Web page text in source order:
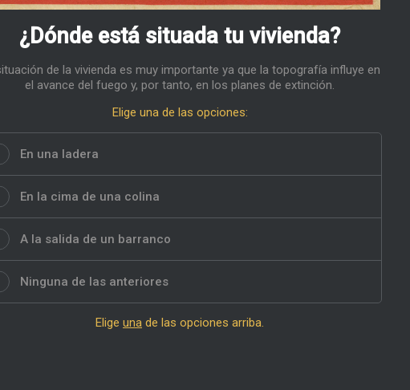
¿Dónde está situada tu vivienda?
de la vivienda es muy importante ya que la topografía influye en
el avance del fuego y, por tanto, en los planes de extinción.
Elige una de las opciones:
En una ladera
En la cima de una colina
A la salida de un barranco
Ninguna de las anteriores
Elige una de las opciones arriba.